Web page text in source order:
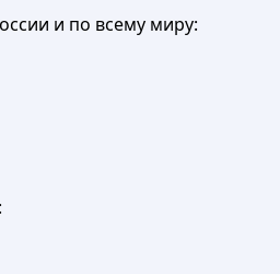
и по всему миру: